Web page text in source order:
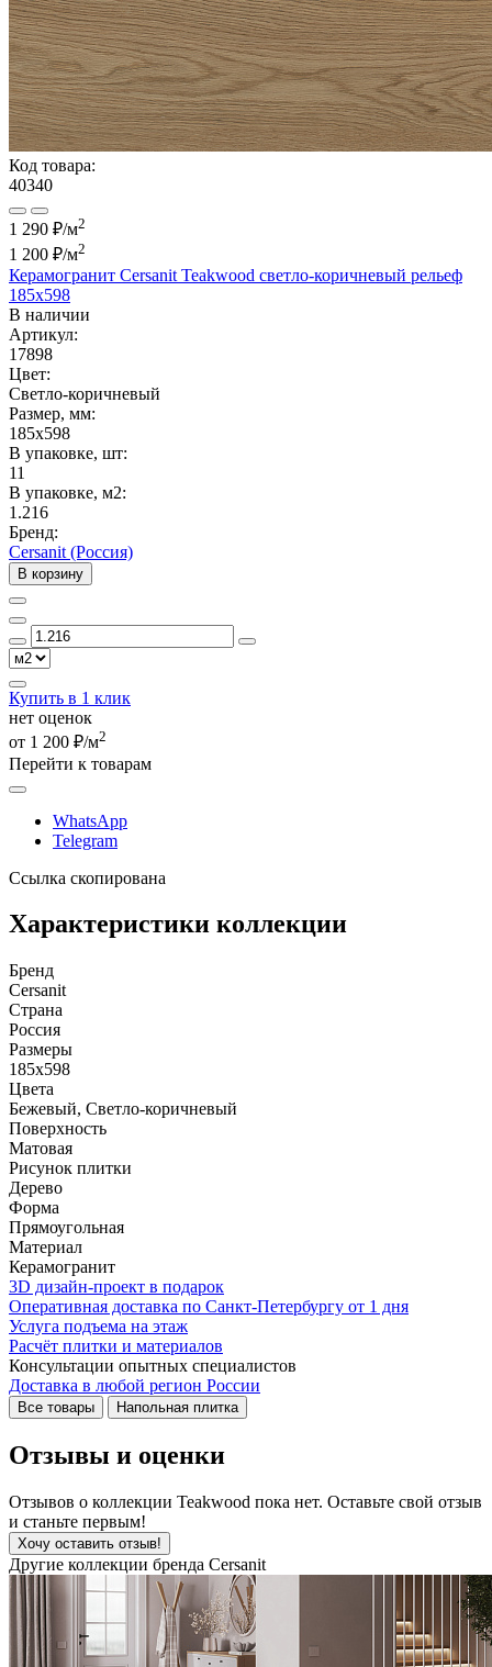
Код товара:
40340
1 290 ₽/м2
1 200 ₽/м2
Керамогранит Cersanit Teakwood светло-коричневый рельеф
185x598
В наличии
Артикул:
17898
Цвет:
Светло-коричневый
Размер, мм:
185x598
В упаковке, шт:
11
В упаковке, м2:
1.216
Бренд:
Cersanit (Россия)
В корзину
Купить в 1 клик
нет оценок
от 1 200 ₽/м2
Перейти к товарам
WhatsApp
Telegram
Ссылка скопирована
Характеристики коллекции
Бренд
Cersanit
Страна
Россия
Размеры
185x598
Цвета
Бежевый, Светло-коричневый
Поверхность
Матовая
Рисунок плитки
Дерево
Форма
Прямоугольная
Материал
Керамогранит
3D дизайн-проект в подарок
Оперативная доставка по Санкт-Петербургу от 1 дня
Услуга подъема на этаж
Расчёт плитки и материалов
Консультации опытных специалистов
Доставка в любой регион России
Все товары Напольная плитка
Отзывы и оценки
Отзывов о коллекции Teakwood пока нет. Оставьте свой отзыв
и станьте первым!
Хочу оставить отзыв!
Другие коллекции бренда Cersanit